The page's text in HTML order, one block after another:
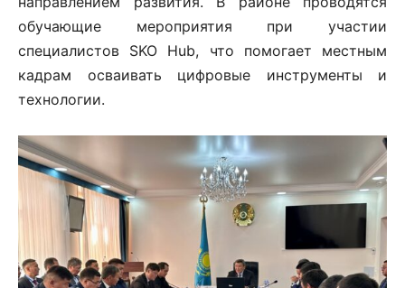
обучающие мероприятия при участии
специалистов SKO Hub, что помогает местным
кадрам осваивать цифровые инструменты и
технологии.